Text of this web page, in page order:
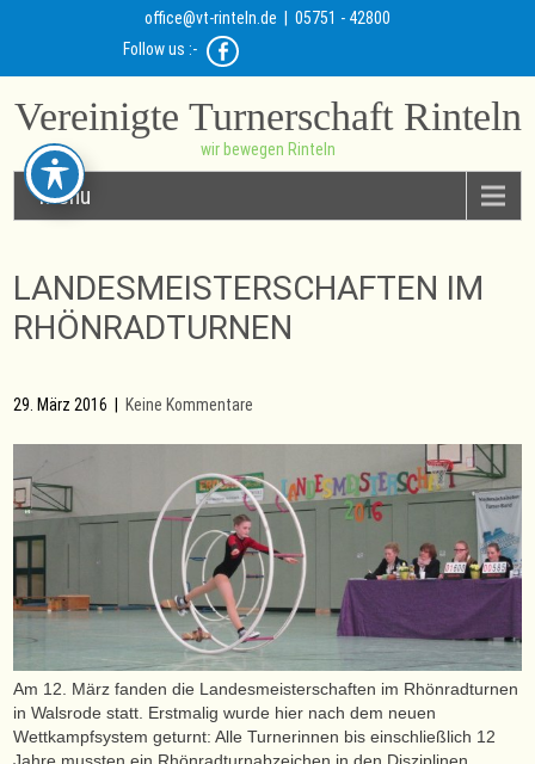
office@vt-rinteln.de | 05751 - 42800
Follow us :-
Vereinigte Turnerschaft Rinteln
wir bewegen Rinteln
Menu
LANDESMEISTERSCHAFTEN IM
RHÖNRADTURNEN
29. März 2016 Keine Kommentare
Am 12. März fanden die Landesmeisterschaften im Rhönradturnen
in Walsrode statt. Erstmalig wurde hier nach dem neuen
Wettkampfsystem geturnt: Alle Turnerinnen bis einschließlich 12